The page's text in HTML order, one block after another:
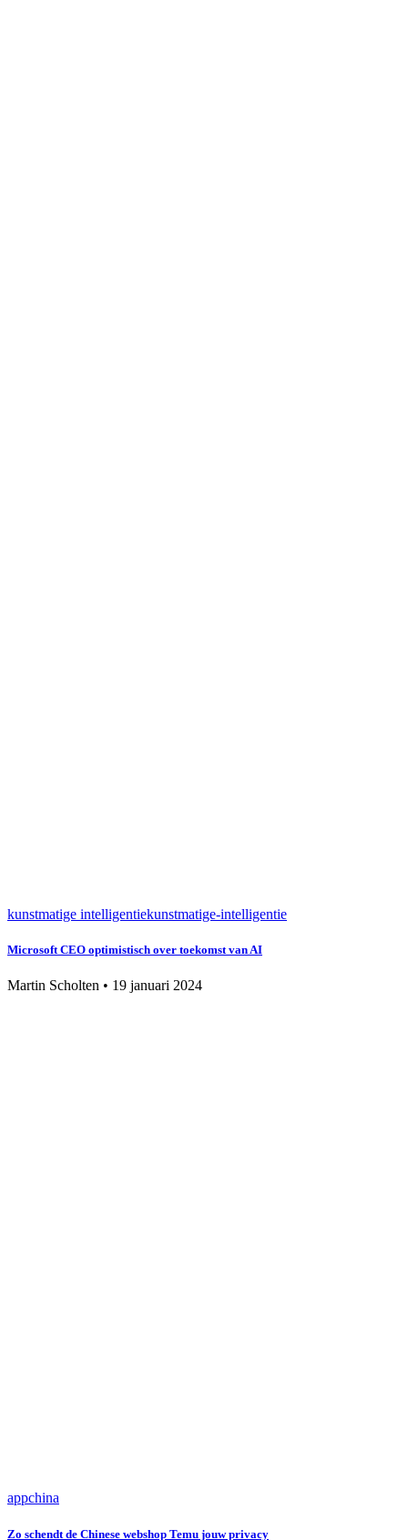
kunstmatige intelligentiekunstmatige-intelligentie
Microsoft CEO optimistisch over toekomst van AI
Martin Scholten • 19 januari 2024
appchina
Zo schendt de Chinese webshop Temu jouw privacy